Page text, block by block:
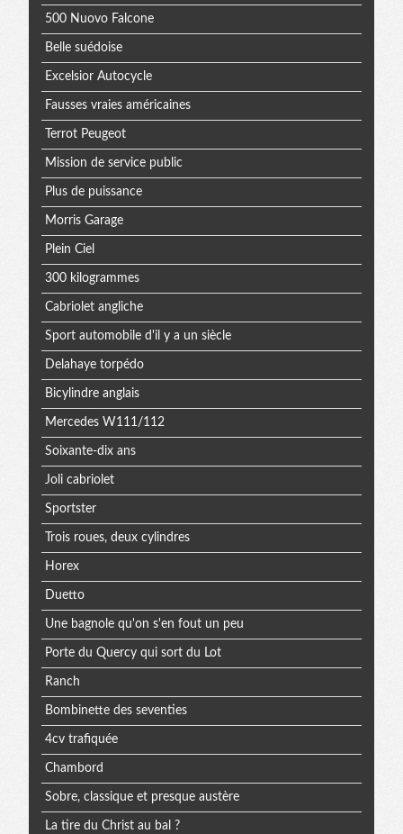
500 Nuovo Falcone
Belle suédoise
Excelsior Autocycle
Fausses vraies américaines
Terrot Peugeot
Mission de service public
Plus de puissance
Morris Garage
Plein Ciel
300 kilogrammes
Cabriolet angliche
Sport automobile d'il y a un siècle
Delahaye torpédo
Bicylindre anglais
Mercedes W111/112
Soixante-dix ans
Joli cabriolet
Sportster
Trois roues, deux cylindres
Horex
Duetto
Une bagnole qu'on s'en fout un peu
Porte du Quercy qui sort du Lot
Ranch
Bombinette des seventies
4cv trafiquée
Chambord
Sobre, classique et presque austère
La tire du Christ au bal ?